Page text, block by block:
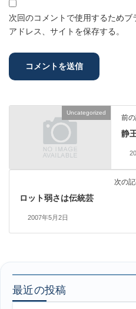
次回のコメントで使用するため
アドレス、サイトを保存する。
Uncategorized
前
静
次の
ロット弱さは伝統芸
2007年5月2日
最近の投稿